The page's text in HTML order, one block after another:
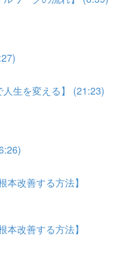
生を変える】 (21:23)
改善する方法】
改善する方法】